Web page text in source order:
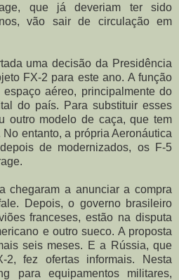
que já deveriam ter sido
vão sair de circulação em
uma decisão da Presidência
FX-2 para este ano. A função
aéreo, principalmente do
do país. Para substituir esses
outro modelo de caça, que tem
entanto, a própria Aeronáutica
de modernizados, os F-5
chegaram a anunciar a compra
Depois, o governo brasileiro
franceses, estão na disputa
e outro sueco. A proposta
seis meses. E a Rússia, que
fez ofertas informais. Nesta
para equipamentos militares,